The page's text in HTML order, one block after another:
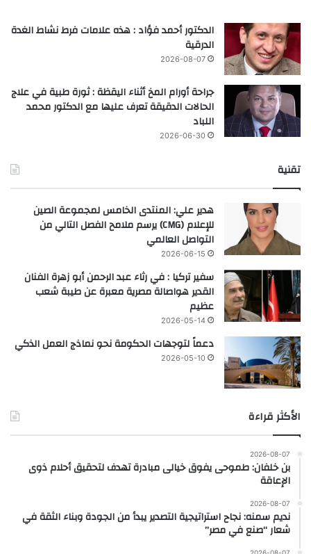
الدكتور أحمد فؤاد : هذه علامات فرط نشاط الغدة
الدرقية
2026-08-07
جراحة أورام المخ أثناء اليقظة : ثورة طبية في علاج
الحالات الدقيقة تعرف عليها مع الدكتور محمد
اللباد
2026-06-30
تقنية
هدير علي: المنتدى الخامس لمجموعة الصين
للإعلام (CMG) يرسم ملامح الفصل التالي من
التواصل العالمي
2026-06-15
سفير تركيا : في رثاء عبد الرحمن أبو زهرة الفنان
القدير هواصالة مصرية معبرة عن طيبة شعب
عظيم
2026-05-14
دعماً لتوجهات الحكومة نحو نماذج العمل الذكي
2026-05-10
الأكثر قراءة
2026-08-07
بن خلفان: طموحى يفوق خيالى مبادرة تهدف لتحقيق أحلام ذوى
الإعاقة
2026-08-07
نديم سمنه: نجاح استراتيجية التصدير يبدأ من الجودة وبناء الثقة في
شعار “صنع في مصر”